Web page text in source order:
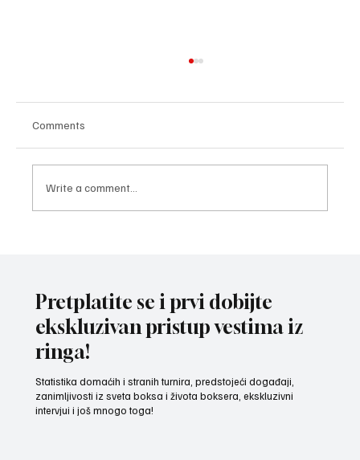
Comments
Write a comment...
Pretplatite se i prvi dobijte
ekskluzivan pristup vestima iz
ringa!
Statistika domaćih i stranih turnira, predstojeći događaji,
zanimljivosti iz sveta boksa i života boksera, ekskluzivni
intervjui i još mnogo toga!